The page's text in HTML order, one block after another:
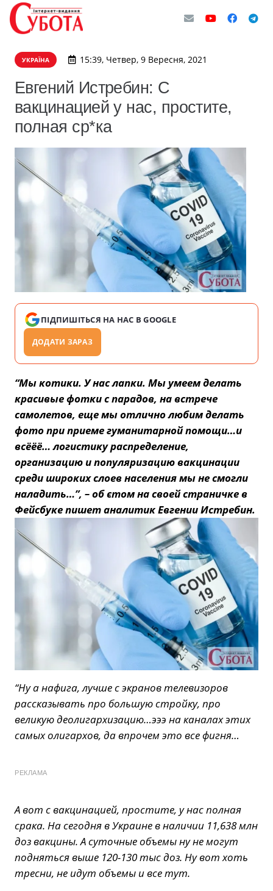
УКРАЇНА 15:39, Четвер, 9 Вересня, 2021
Евгений Истребин: С
вакцинацией у нас, простите,
полная ср*ка
ПІДПИШІТЬСЯ НА НАС В GOOGLE
ДОДАТИ ЗАРАЗ
“Мы котики. У нас лапки. Мы умеем делать
красивые фотки с парадов, на встрече
самолетов, еще мы отлично любим делать
фото при приеме гуманитарной помощи…и
всёёё… логистику распределение,
организацию и популяризацию вакцинации
среди широких слоев населения мы не смогли
наладить…”, – об єтом на своей страничке в
Фейсбуке пишет аналитик Евгении Истребин.
“Ну а нафига, лучше с экранов телевизоров
рассказывать про большую стройку, про
великую деолигархизацию…эээ на каналах этих
самых олигархов, да впрочем это все фигня…
РЕКЛАМА
А вот с вакцинацией, простите, у нас полная
срака. На сегодня в Украине в наличии 11,638 млн
доз вакцины. А суточные объемы ну не могут
подняться выше 120-130 тыс доз. Ну вот хоть
тресни, не идут объемы и все тут.